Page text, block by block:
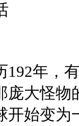
192年，
庞大怪物
开始变为